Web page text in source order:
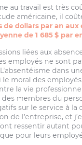
au travail est très
américaine, il
de dollars par an aux
de 1 685 $ par
liées aux
employés ne sont
dans
le moral des
la vie
membres du
sur le service à la
de l’entreprise, et
ressentir autant
pour leurs